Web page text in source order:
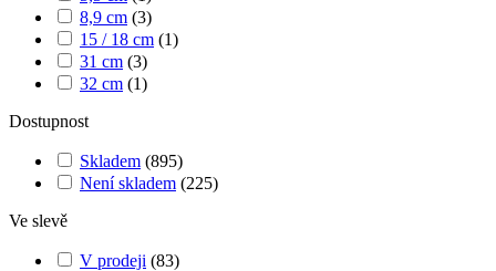
8,9 cm (3)
15 / 18 cm (1)
31 cm (3)
32 cm (1)
Dostupnost
Skladem (895)
Není skladem (225)
Ve slevě
V prodeji (83)